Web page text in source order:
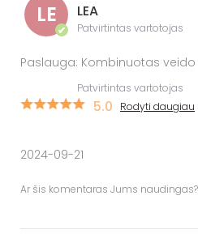
LE
✔
LEA
Patvirtintas vartotojas
Paslauga: Kombinuotas
Patvirtintas vartotojas
5.0 Rodyti daugiau
2024-09-21
Ar šis komentaras Jums naudingas?